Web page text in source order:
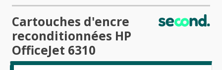
Cartouches d'encre
reconditionnées HP
OfficeJet 6310